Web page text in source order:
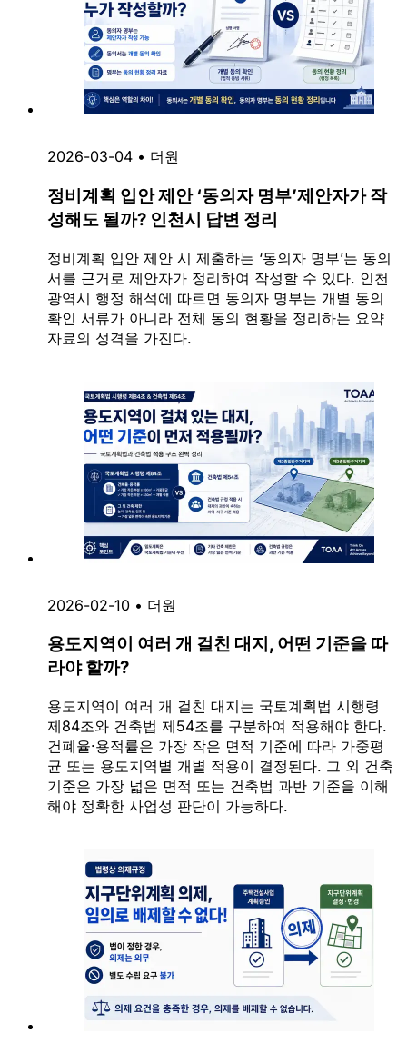
2026-03-04 • 더원
정비계획 입안 제안 ‘동의자 명부’제안자가 작
성해도 될까? 인천시 답변 정리
정비계획 입안 제안 시 제출하는 ‘동의자 명부’는 동의
서를 근거로 제안자가 정리하여 작성할 수 있다. 인천
광역시 행정 해석에 따르면 동의자 명부는 개별 동의
확인 서류가 아니라 전체 동의 현황을 정리하는 요약
자료의 성격을 가진다.
2026-02-10 • 더원
용도지역이 여러 개 걸친 대지, 어떤 기준을 따
라야 할까?
용도지역이 여러 개 걸친 대지는 국토계획법 시행령
제84조와 건축법 제54조를 구분하여 적용해야 한다.
건폐율·용적률은 가장 작은 면적 기준에 따라 가중평
균 또는 용도지역별 개별 적용이 결정된다. 그 외 건축
기준은 가장 넓은 면적 또는 건축법 과반 기준을 이해
해야 정확한 사업성 판단이 가능하다.